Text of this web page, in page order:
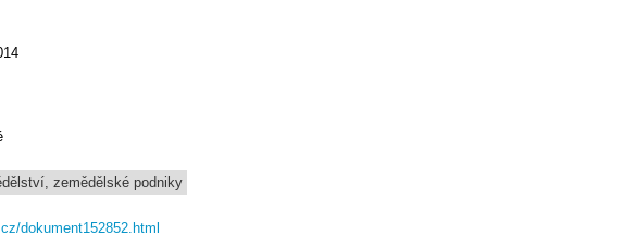
zemědělské podniky
dokument152852.html